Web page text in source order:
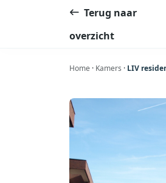
Terug naar
overzicht
Home · Kamers · LIV